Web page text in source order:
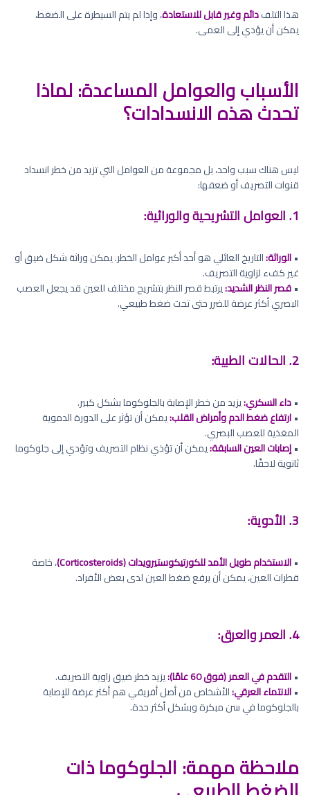
هذا التلفدائم وغير قابل للاستعادة، وإذا لم يتم السيطرة على الضغط،
يمكن أن يؤدي إلى العمى.
الأسباب والعوامل المساعدة: لماذا
تحدث هذه الانسدادات؟
ليس هناك سبب واحد، بل مجموعة من العوامل التي تزيد من خطر انسداد
قنوات التصريف أو ضعفها:
1. العوامل التشريحية والوراثية:
•الوراثة:التاريخ العائلي هو أحد أكبر عوامل الخطر. يمكن وراثة شكل ضيق أو
غير كفء لزاوية التصريف.
•قصر النظر الشديد:يرتبط قصر النظر بتشريح مختلف للعين قد يجعل العصب
البصري أكثر عرضة للضرر حتى تحت ضغط طبيعي.
2. الحالات الطبية:
•داء السكري:يزيد من خطر الإصابة بالجلوكوما بشكل كبير.
•ارتفاع ضغط الدم وأمراض القلب:يمكن أن تؤثر على الدورة الدموية
المغذية للعصب البصري.
•إصابات العين السابقة:يمكن أن تؤذي نظام التصريف وتؤدي إلى جلوكوما
ثانوية لاحقًا.
3. الأدوية:
•الاستخدام طويل الأمد للكورتيكوستيرويدات (Corticosteroids)
، خاصة
قطرات العين، يمكن أن يرفع ضغط العين لدى بعض الأفراد.
4. العمر والعرق:
•التقدم في العمر (فوق 60 عامًا):
يزيد خطر ضيق زاوية التصريف.
•الانتماء العرقي:الأشخاص من أصل أفريقي هم أكثر عرضة للإصابة
بالجلوكوما في سن مبكرة وبشكل أكثر حدة.
ملاحظة مهمة: الجلوكوما ذات